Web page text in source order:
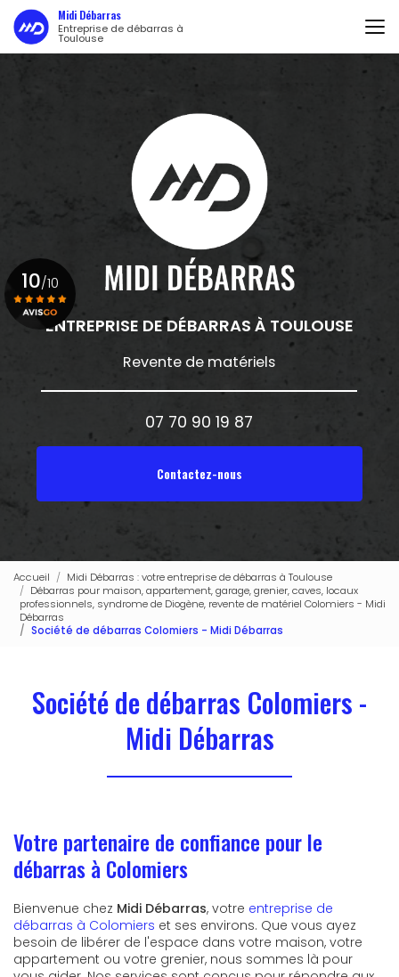
Aller
au
contenu
principal
Midi Débarras
Entreprise de débarras à
Toulouse
ENTREPRISE DE DÉBARRAS À TOULOUSE
Revente de matériels
07 70 90 19 87
Contactez-nous
10/10
Accueil
Midi Débarras : votre entreprise de débarras à Toulouse
Débarras pour maison, appartement, garage, grenier, caves, locaux
professionnels, syndrome de Diogène, revente de matériel Colomiers - Midi
Débarras
Société de débarras Colomiers - Midi Débarras
Société de débarras Colomiers -
Midi Débarras
Votre partenaire de confiance pour le
débarras à Colomiers
Bienvenue chez Midi Débarras, votre entreprise de
débarras à Colomiers et ses environs. Que vous ayez
besoin de libérer de l'espace dans votre maison, votre
appartement ou votre grenier, nous sommes là pour